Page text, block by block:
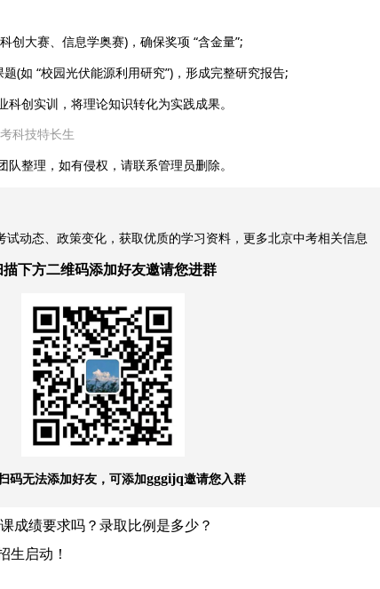
大赛、信息学奥赛)，确保奖项 “含金量”;
“校园光伏能源利用研究”)，形成完整研究报告;
创实训，将理论知识转化为实践成果。
科技特长生
整理，如有侵权，请联系管理员删除。
动态、政策变化，获取优质的学习资料，更多北京中考相关信息
描下方二维码添加好友邀请您进群
码无法添加好友，可添加gggijq邀请您入群
成绩要求吗？录取比例是多少？
生启动！